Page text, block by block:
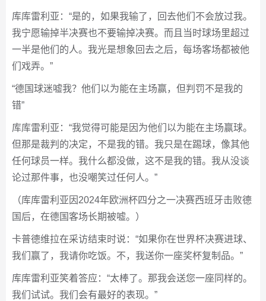
库库雷利亚：“是的，如果我输了，回去他们不会放过我。
我宁愿输掉半决赛也不要输掉决赛。而且当时球场里超过
一半是他们的人。我光是想象回去之后，每场客场都被他
们戏弄。”
“德国球迷嘘我？他们以为能在主场赢，但判罚不是我的
错”
库库雷利亚：“我觉得可能是因为他们以为能在主场赢球。
但那是裁判的决定，不是我的错。我只是在踢球，像其他
任何球员一样。我什么都没做，这不是我的错。我从没谈
论过那件事，也没嘲笑过任何人。”
（库库雷利亚因2024年欧洲杯四分之一决赛西班牙击败德
国后，在德国客场长期被嘘。）
卡普德维拉在采访结束时说：“如果你在世界杯决赛进球、
我们赢了，我请你吃饭。不，我送你一座奖杯复制品。”
库库雷利亚笑着答应：“太棒了。那我会送您一座同样的。
我们试试。我们会有最好的表现。”